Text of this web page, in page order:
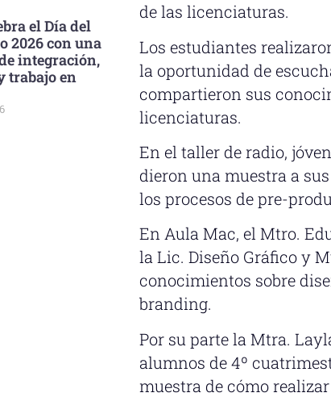
el Día del
2026 con una
integración,
trabajo en
de las licenciaturas.
Los estudiantes
la oportunidad de
compartieron sus
licenciaturas.
En el taller de radio,
dieron una muestra a
los procesos de pre-
En Aula Mac, el Mtro.
la Lic. Diseño Gráfico y
conocimientos sobre
branding.
Por su parte la Mtra.
alumnos de 4º
muestra de cómo